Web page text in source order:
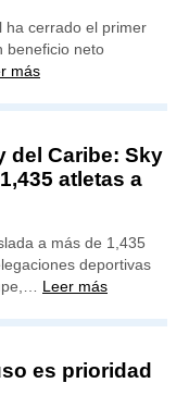
ha cerrado el primer
beneficio neto
más
del Caribe: Sky
atletas a
a más de 1,435
deportivas
Leer más
es prioridad